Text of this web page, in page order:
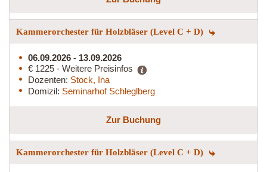
Kammerorchester für Holzbläser (Level C + D)
06.09.2026 - 13.09.2026
€ 1225 - Weitere Preisinfos
Dozenten: Stock, Ina
Domizil: Seminarhof Schleglberg
Zur Buchung
Kammerorchester für Holzbläser (Level C + D)